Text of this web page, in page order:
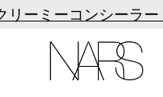
リーミーコンシーラ